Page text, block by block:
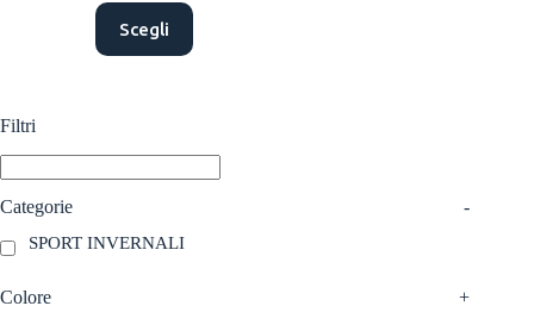
Scegli
Questo
prodotto
ha
possono
essere
pagina
Filtri
Categorie -
SPORT INVERNALI
Colore +